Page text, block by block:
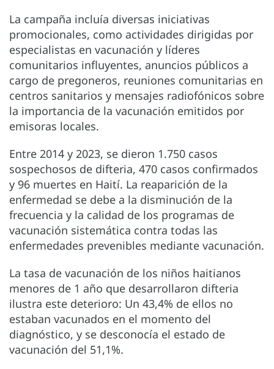
La campaña incluía diversas iniciativas
promocionales, como actividades dirigidas por
especialistas en vacunación y líderes
comunitarios influyentes, anuncios públicos a
cargo de pregoneros, reuniones comunitarias en
centros sanitarios y mensajes radiofónicos sobre
la importancia de la vacunación emitidos por
emisoras locales.
Entre 2014 y 2023, se dieron 1.750 casos
sospechosos de difteria, 470 casos confirmados
y 96 muertes en Haití. La reaparición de la
enfermedad se debe a la disminución de la
frecuencia y la calidad de los programas de
vacunación sistemática contra todas las
enfermedades prevenibles mediante vacunación.
La tasa de vacunación de los niños haitianos
menores de 1 año que desarrollaron difteria
ilustra este deterioro: Un 43,4% de ellos no
estaban vacunados en el momento del
diagnóstico, y se desconocía el estado de
vacunación del 51,1%.